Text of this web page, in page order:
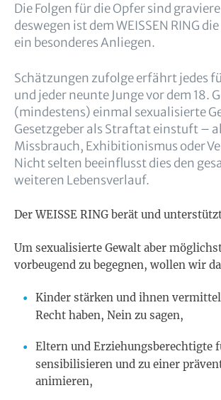
Die Folgen für die Opfer sind
deswegen ist dem WEISSEN RING
ein besonderes Anliegen.
Schätzungen zufolge erfährt jedes
und jeder neunte Junge vor dem 18.
(mindestens) einmal sexualisierte
Gesetzgeber als Straftat einstuft –
Missbrauch, Exhibitionismus oder
Nicht selten beeinflusst dies den
weiteren Lebensverlauf.
Der WEISSE RING berät und
Um sexualisierte Gewalt aber
vorbeugend zu begegnen, wollen wir
Kinder stärken und ihnen
Recht haben, Nein zu sagen,
Eltern und Erziehungsberechtigte
sensibilisieren und zu einer
animieren,